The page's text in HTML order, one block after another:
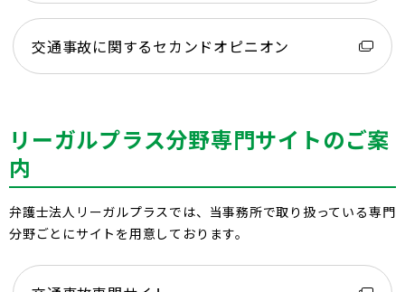
交通事故に関するセカンドオピニオン
リーガルプラス分野専門サイトのご案
内
弁護士法人リーガルプラスでは、当事務所で取り扱っている専門
分野ごとにサイトを用意しております。